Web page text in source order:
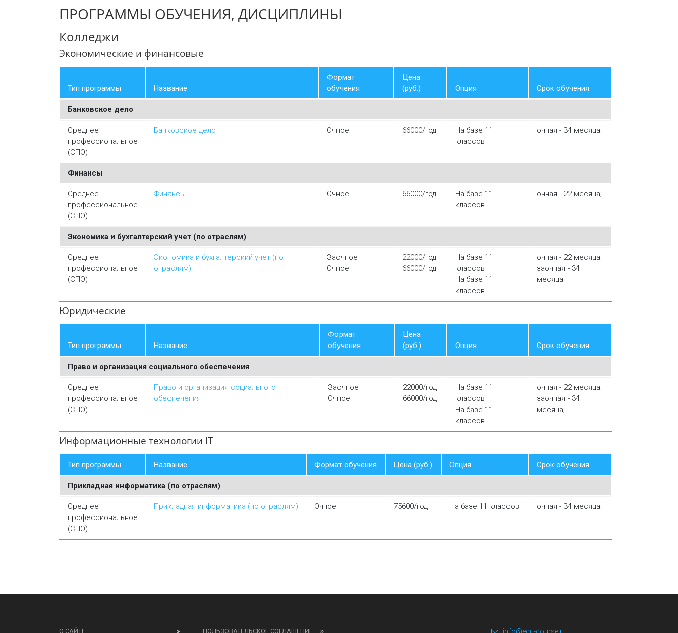
ПРОГРАММЫ ОБУЧЕНИЯ, ДИСЦИПЛИНЫ
Колледжи
Экономические и финансовые
Тип программы Название
Формат
обучения
Цена
(руб.)
Опция Срок обучения
Банковское дело
Среднее
профессиональное
(СПО)
Банковское дело Очное 66000/год
На базе 11
классов
очная - 34 месяца;
Финансы
Среднее
профессиональное
(СПО)
Финансы Очное 66000/год
На базе 11
классов
очная - 22 месяца;
Экономика и бухгалтерский учет (по отраслям)
Среднее
профессиональное
(СПО)
Экономика и бухгалтерский учет (по
отраслям)
Заочное
Очное
22000/год
66000/год
На базе 11
классов
На базе 11
классов
очная - 22 месяца;
заочная - 34
месяца;
Юридические
Тип программы Название
Формат
обучения
Цена
(руб.)
Опция Срок обучения
Право и организация социального обеспечения
Среднее
профессиональное
(СПО)
Право и организация социального
обеспечения
Заочное
Очное
22000/год
66000/год
На базе 11
классов
На базе 11
классов
очная - 22 месяца;
заочная - 34
месяца;
Информационные технологии IT
Тип программы Название Формат обучения Цена (руб.) Опция Срок обучения
Прикладная информатика (по отраслям)
Среднее
профессиональное
(СПО)
Прикладная информатика (по отраслям) Очное 75600/год На базе 11 классов очная - 34 месяца;
О САЙТЕ ПОЛЬЗОВАТЕЛЬСКОЕ СОГЛАШЕНИЕ